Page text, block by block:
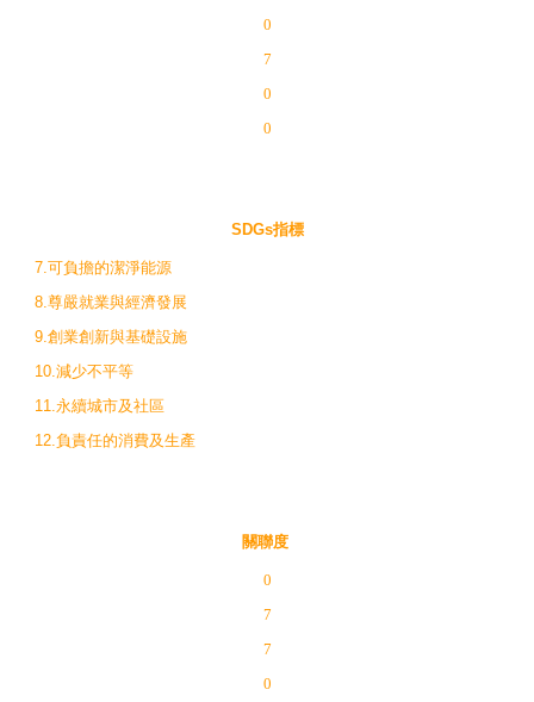
0
7
0
0
SDGs指標
7.可負擔的潔淨能源
8.尊嚴就業與經濟發展
9.創業創新與基礎設施
10.減少不平等
11.永續城市及社區
12.負責任的消費及生產
關聯度
0
7
7
0